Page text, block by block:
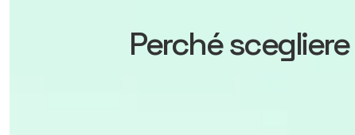
Perché scegliere